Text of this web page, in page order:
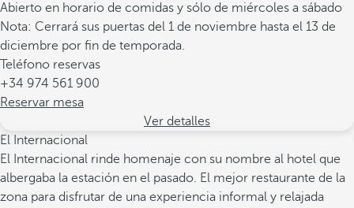
Abierto en horario de comidas y sólo de miércoles a sábado
Nota: Cerrará sus puertas del 1 de noviembre hasta el 13 de
diciembre por fin de temporada.
Teléfono reservas
+34 974 561 900
Reservar mesa
Ver detalles
El Internacional
El Internacional rinde homenaje con su nombre al hotel que
albergaba la estación en el pasado. El mejor restaurante de la
zona para disfrutar de una experiencia informal y relajada